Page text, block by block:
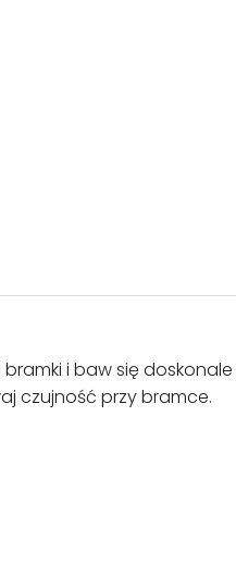
i baw się
czujność przy bramce.